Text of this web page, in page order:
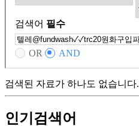
검색어 필수
OR AND
검색된 자료가 하나도 없습니다.
인기검색어